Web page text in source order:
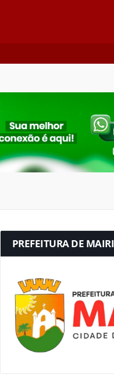
PREFEITURA DE MAIRI